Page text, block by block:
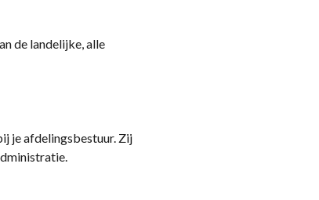
de landelijke, alle
je afdelingsbestuur. Zij